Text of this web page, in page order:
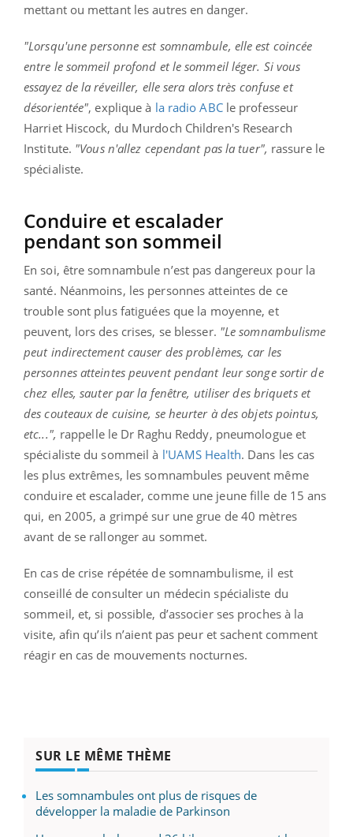
mettant ou mettant les autres en danger.
"Lorsqu'une personne est somnambule, elle est coincée
entre le sommeil profond et le sommeil léger. Si vous
essayez de la réveiller, elle sera alors très confuse et
désorientée", explique à la radio ABCle professeur
Harriet Hiscock, du Murdoch Children's Research
Institute. "Vous n'allez cependant pas la tuer", rassure le
spécialiste.
Conduire et escalader
pendant son sommeil
En soi, être somnambule n’est pas dangereux pour la
santé. Néanmoins, les personnes atteintes de ce
trouble sont plus fatiguées que la moyenne, et
peuvent, lors des crises, se blesser. "Le somnambulisme
peut indirectement causer des problèmes, car les
personnes atteintes peuvent pendant leur songe sortir de
chez elles, sauter par la fenêtre, utiliser des briquets et
des couteaux de cuisine, se heurter à des objets pointus,
etc...", rappelle le Dr Raghu Reddy, pneumologue et
spécialiste du sommeil à l'UAMS Health. Dans les cas
les plus extrêmes, les somnambules peuvent même
conduire et escalader, comme une jeune fille de 15 ans
qui, en 2005, a grimpé sur une grue de 40 mètres
avant de se rallonger au sommet.
En cas de crise répétée de somnambulisme, il est
conseillé de consulter un médecin spécialiste du
sommeil, et, si possible, d’associer ses proches à la
visite, afin qu’ils n’aient pas peur et sachent comment
réagir en cas de mouvements nocturnes.
SUR LE MÊME THÈME
Les somnambules ont plus de risques de
développer la maladie de Parkinson